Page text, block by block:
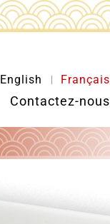
English Français
Contactez-nous